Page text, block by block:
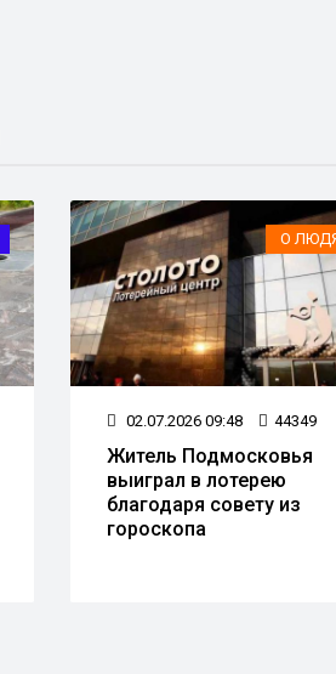
О
02.07.2026 09:48 44349
Житель Подмосковья
выиграл в лотерею
благодаря совету из
гороскопа